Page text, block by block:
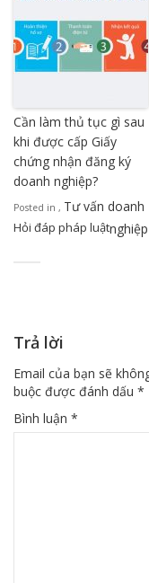
Cần làm thủ tục gì sau
khi được cấp Giấy
chứng nhận đăng ký
doanh nghiệp?
Posted in
Hỏi đáp pháp luật
, Tư vấn doanh
nghiệp
Trả lời
Email của bạn sẽ
buộc được đánh dấu *
Bình luận *